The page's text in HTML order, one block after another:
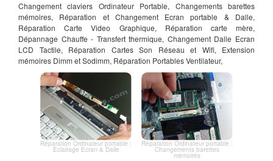
Changement claviers Ordinateur Portable, Changements barettes
mémoires, Réparation et Changement Ecran portable & Dalle,
Réparation Carte Video Graphique, Réparation carte mère,
Dépannage Chauffe - Transfert thermique, Changement Dalle Ecran
LCD Tactile, Réparation Cartes Son Réseau et Wifi, Extension
mémoires Dimm et Sodimm, Réparation Portables Ventilateur,
Réparation Ordinateur portable :
Eclairage Ecran & Dalle
Réparation Ordinateur portable :
Changements barettes
mémoires